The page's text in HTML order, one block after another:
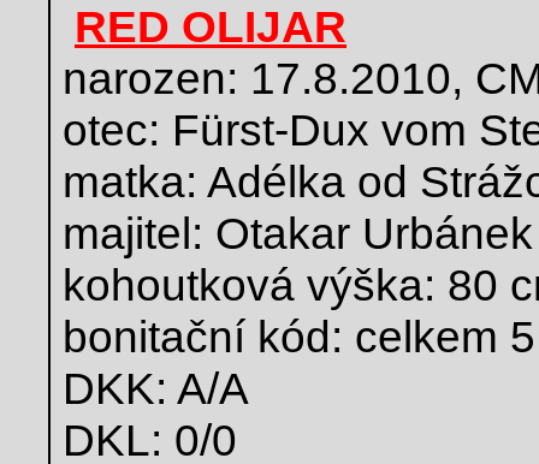
RED OLIJAR
narozen: 17.8.2010,
otec: Fürst-Dux vom
matka: Adélka od
majitel: Otakar Urbánek
kohoutková výška: 80
bonitační kód: celkem
DKK: A/A
DKL: 0/0